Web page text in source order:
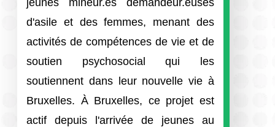
d'asile et des femmes, menant des
activités de compétences de vie et de
soutien psychosocial qui les
soutiennent dans leur nouvelle vie à
Bruxelles. À Bruxelles, ce projet est
actif depuis l'arrivée de jeunes au